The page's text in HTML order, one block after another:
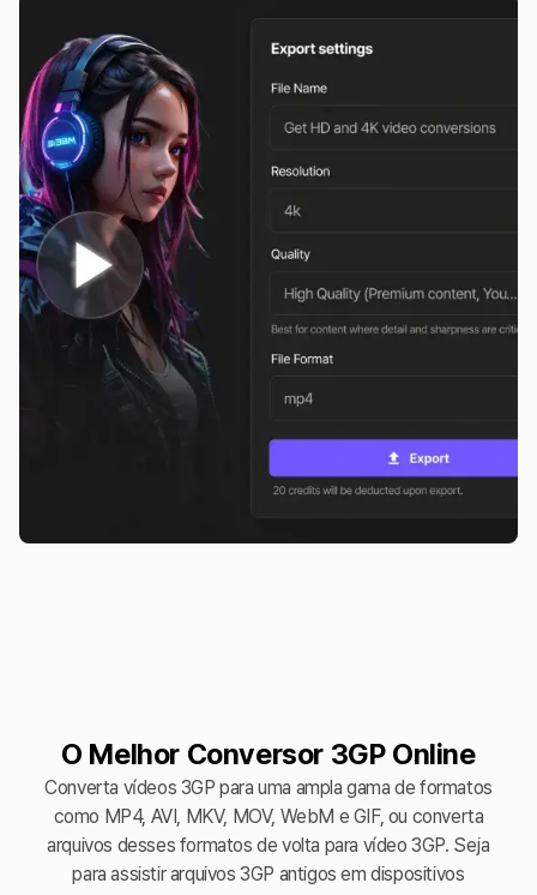
O Melhor Conversor 3GP Online
Converta vídeos 3GP para uma ampla gama de formatos
como MP4, AVI, MKV, MOV, WebM e GIF, ou converta
arquivos desses formatos de volta para vídeo 3GP. Seja
para assistir arquivos 3GP antigos em dispositivos